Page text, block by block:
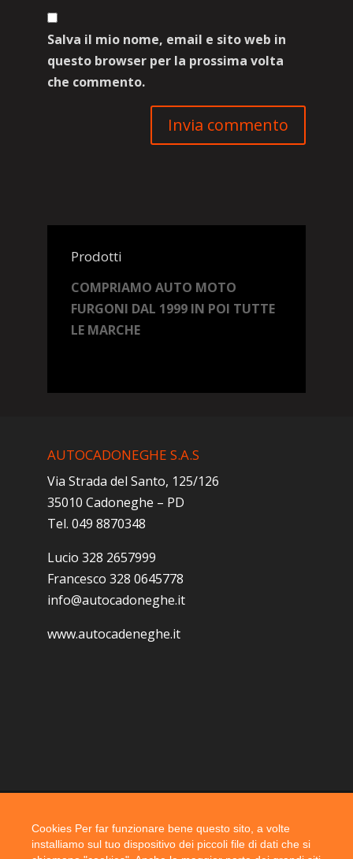
Salva il mio nome, email e sito web in
questo browser per la prossima volta
che commento.
Prodotti
COMPRIAMO AUTO MOTO
FURGONI DAL 1999 IN POI TUTTE
LE MARCHE
AUTOCADONEGHE S.A.S
Via Strada del Santo, 125/126
35010 Cadoneghe – PD
Tel. 049 8870348
Lucio 328 2657999
Francesco 328 0645778
info@autocadoneghe.it
www.autocadeneghe.it
Coyright 2019 @ autocadoneghe s.a.s.
Cookies Per far funzionare bene questo sito, a volte
installiamo sul tuo dispositivo dei piccoli file di dati che si